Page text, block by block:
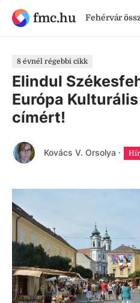
fmc.hu Fehérvár
8 évnél régebbi cikk
Elindul
Európa
címért!
Kovács V. Orsolya ·